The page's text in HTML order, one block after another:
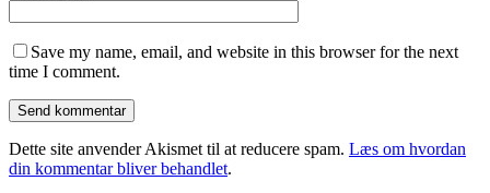
Save my name, email, and website in this browser for the next
time I comment.
Dette site anvender Akismet til at reducere spam. Læs om hvordan
din kommentar bliver behandlet.